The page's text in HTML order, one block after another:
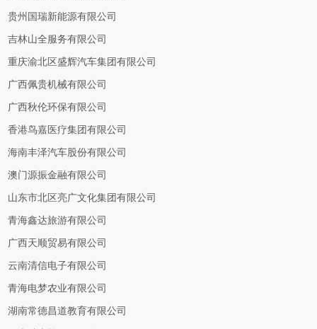
贵州国瑞新能源有限公司
吉林山全服务有限公司
重庆渝北区盛辉汽车集团有限公司
广西佩贵机械有限公司
广西秋伦环保有限公司
香港鸟嘉医疗集团有限公司
海南丰泽汽车股份有限公司
澳门源振金融有限公司
山东市北区亮广文化集团有限公司
青海鑫达旅游有限公司
广西天顺贸易有限公司
云南清信电子有限公司
青海电梦农业有限公司
湖南常德昌道教育有限公司